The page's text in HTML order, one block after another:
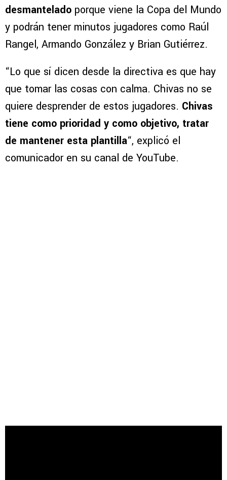
desmantelado porque viene la Copa del Mundo
y podrán tener minutos jugadores como Raúl
Rangel, Armando González y Brian Gutiérrez.
“Lo que sí dicen desde la directiva es que hay
que tomar las cosas con calma. Chivas no se
quiere desprender de estos jugadores. Chivas
tiene como prioridad y como objetivo, tratar
de mantener esta plantilla“, explicó el
comunicador en su canal de YouTube.